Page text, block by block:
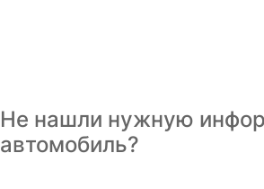
Не нашли нужную
автомобиль?